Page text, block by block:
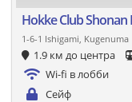
Hokke Club Shonan
1-6-1 Ishigami, Kugenuma
1.9 км до центра
Wi-fi в лобби
Сейф